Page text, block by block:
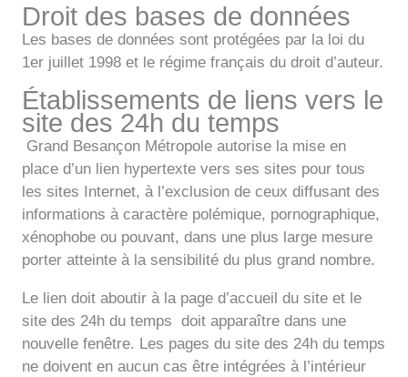
Droit des bases de données
Les bases de données sont protégées par la loi du
1er juillet 1998 et le régime français du droit d’auteur.
Établissements de liens vers le
site des 24h du temps
Grand Besançon Métropole autorise la mise en
place d’un lien hypertexte vers ses sites pour tous
les sites Internet, à l’exclusion de ceux diffusant des
informations à caractère polémique, pornographique,
xénophobe ou pouvant, dans une plus large mesure
porter atteinte à la sensibilité du plus grand nombre.
Le lien doit aboutir à la page d’accueil du site et le
site des 24h du temps doit apparaître dans une
nouvelle fenêtre. Les pages du site des 24h du temps
ne doivent en aucun cas être intégrées à l’intérieur